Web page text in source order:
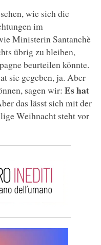
wie sich die
im
Ministerin Santanchè
übrig zu bleiben,
beurteilen könnte.
sie gegeben, ja. Aber
sagen wir: Es hat
das lässt sich mit der
Weihnacht steht vor